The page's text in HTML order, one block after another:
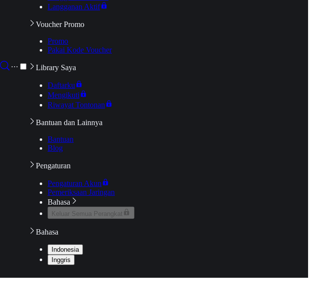
···
Langganan Aktif
Voucher Promo
Promo
Pakai Kode Voucher
Library Saya
Daftarku
Mengikuti
Riwayat Tontonan
Bantuan dan Lainnya
Bantuan
Blog
Pengaturan
Pengaturan Akun
Pemeriksaan Jaringan
Bahasa
Keluar Semua Perangkat
Bahasa
Indonesia
Inggris